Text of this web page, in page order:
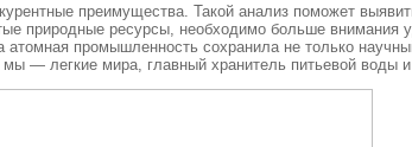
преимущества. Такой анализ поможет
природные ресурсы, необходимо больше внимания
атомная промышленность сохранила не только
— легкие мира, главный хранитель питьевой воды